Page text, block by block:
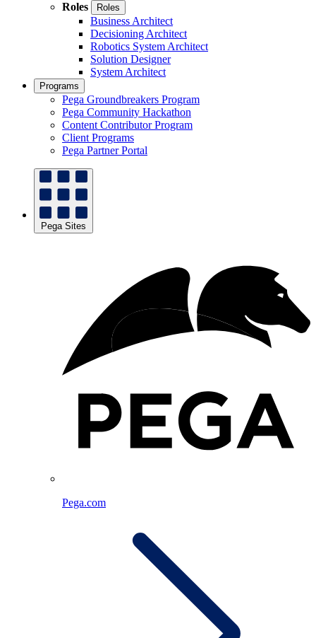
Roles
Roles
Business Architect
Decisioning Architect
Robotics System Architect
Solution Designer
System Architect
Programs
Pega Groundbreakers Program
Pega Community Hackathon
Content Contributor Program
Client Programs
Pega Partner Portal
Pega Sites
Pega.com